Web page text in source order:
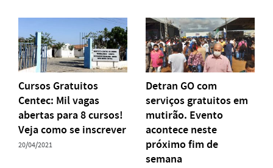
Cursos Gratuitos
Centec: Mil vagas
abertas para 8 cursos!
Veja como se inscrever
20/04/2021
Detran GO com
serviços gratuitos em
mutirão. Evento
acontece neste
próximo fim de
semana